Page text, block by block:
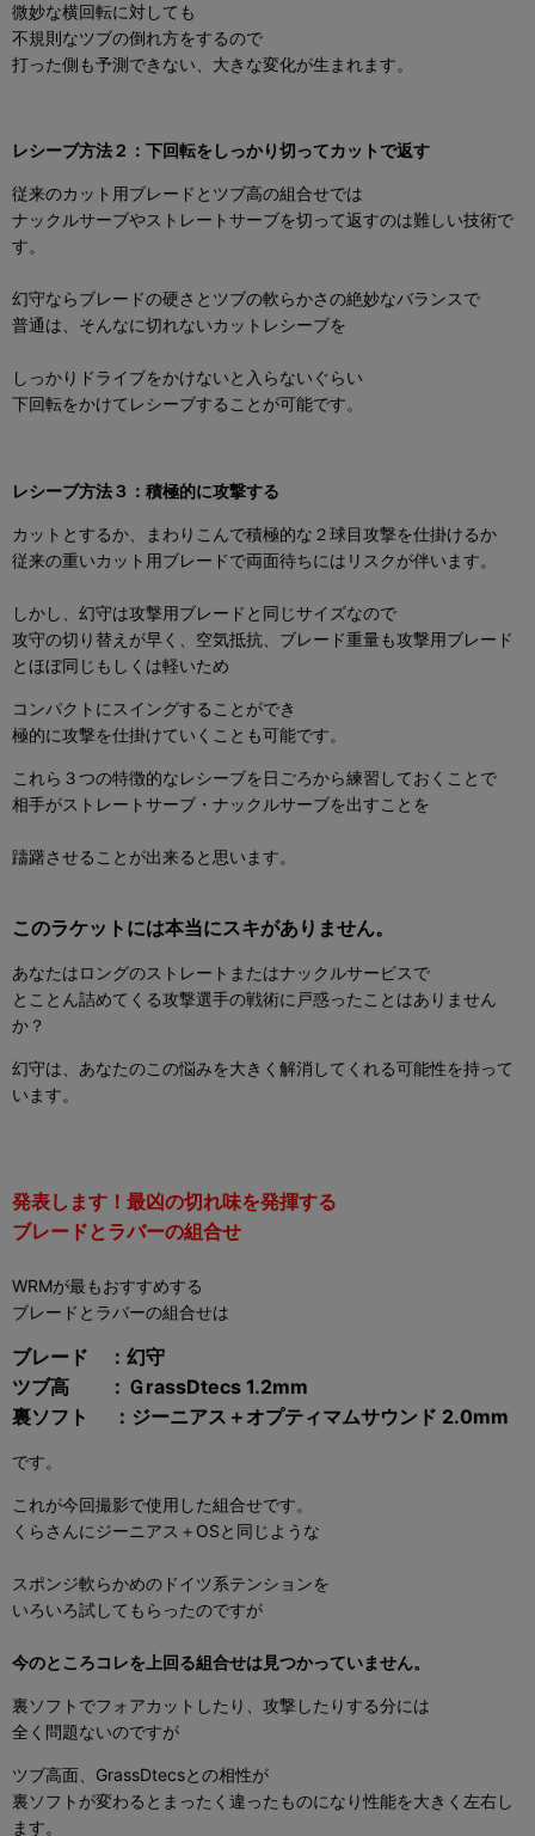
微妙な横回転に対しても
不規則なツブの倒れ方をするので
打った側も予測できない、大きな変化が生まれます。
レシーブ方法２：下回転をしっかり切ってカットで返す
従来のカット用ブレードとツブ高の組合せでは
ナックルサーブやストレートサーブを切って返すのは難しい技術で
す。
幻守ならブレードの硬さとツブの軟らかさの絶妙なバランスで
普通は、そんなに切れないカットレシーブを
しっかりドライブをかけないと入らないぐらい
下回転をかけてレシーブすることが可能です。
レシーブ方法３：積極的に攻撃する
カットとするか、まわりこんで積極的な２球目攻撃を仕掛けるか
従来の重いカット用ブレードで両面待ちにはリスクが伴います。
しかし、幻守は攻撃用ブレードと同じサイズなので
攻守の切り替えが早く、空気抵抗、ブレード重量も攻撃用ブレード
とほぼ同じもしくは軽いため
コンパクトにスイングすることができ
極的に攻撃を仕掛けていくことも可能です。
これら３つの特徴的なレシーブを日ごろから練習しておくことで
相手がストレートサーブ・ナックルサーブを出すことを
躊躇させることが出来ると思います。
このラケットには本当にスキがありません。
あなたはロングのストレートまたはナックルサービスで
とことん詰めてくる攻撃選手の戦術に戸惑ったことはありません
か？
幻守は、あなたのこの悩みを大きく解消してくれる可能性を持って
います。
発表します！最凶の切れ味を発揮する
ブレードとラバーの組合せ
WRMが最もおすすめする
ブレードとラバーの組合せは
ブレード ：幻守
ツブ高 ：ＧrassDtecs 1.2mm
裏ソフト ：ジーニアス＋オプティマムサウンド 2.0mm
です。
これが今回撮影で使用した組合せです。
くらさんにジーニアス＋OSと同じような
スポンジ軟らかめのドイツ系テンションを
いろいろ試してもらったのですが
今のところコレを上回る組合せは見つかっていません。
裏ソフトでフォアカットしたり、攻撃したりする分には
全く問題ないのですが
ツブ高面、GrassDtecsとの相性が
裏ソフトが変わるとまったく違ったものになり性能を大きく左右し
ます。